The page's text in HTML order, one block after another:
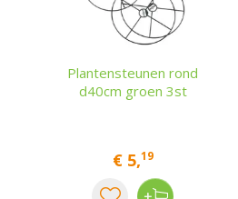
Plantensteunen rond
d40cm groen 3st
€ 5,19